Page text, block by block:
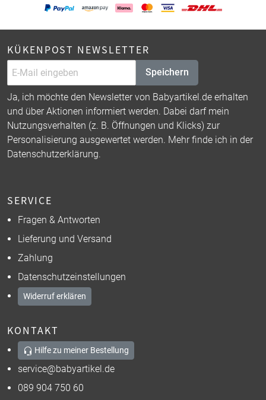
KÜKENPOST NEWSLETTER
Speichern
Ja, ich möchte den Newsletter von Babyartikel.de erhalten
und über Aktionen informiert werden. Dabei darf mein
Nutzungsverhalten (z. B. Öffnungen und Klicks) zur
Personalisierung ausgewertet werden. Mehr finde ich in der
Datenschutzerklärung.
SERVICE
Fragen & Antworten
Lieferung und Versand
Zahlung
Datenschutzeinstellungen
Widerruf erklären
KONTAKT
Hilfe zu meiner Bestellung
service@babyartikel.de
089 904 750 60